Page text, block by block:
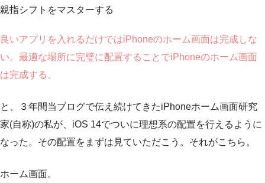
親指シフトをマスターする
良いアプリを入れるだけではiPhoneのホーム画面は完成しな
い。最適な場所に完璧に配置することでiPhoneのホーム画面
は完成する。
と、３年間当ブログで伝え続けてきたiPhoneホーム画面研究
家(自称)の私が、iOS 14でついに理想系の配置を行えるように
なった。その配置をまずは見ていただこう。それがこちら。
ホーム画面。